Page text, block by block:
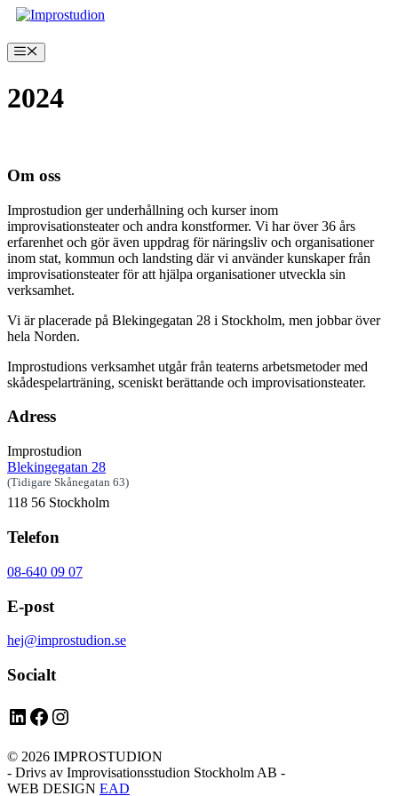
Hoppa
innehållMeny
2024
Om oss
Improstudion ger underhållning och kurser inom
improvisationsteater och andra konstformer. Vi har över 36 års
erfarenhet och gör även uppdrag för näringsliv och organisationer
inom stat, kommun och landsting där vi använder kunskaper från
improvisationsteater för att hjälpa organisationer utveckla sin
verksamhet.
Vi är placerade på Blekingegatan 28 i Stockholm, men jobbar över
hela Norden.
Improstudions verksamhet utgår från teaterns arbetsmetoder med
skådespelarträning, sceniskt berättande och improvisationsteater.
Adress
Improstudion
Blekingegatan 28
(Tidigare Skånegatan 63)
118 56 Stockholm
Telefon
08-640 09 07
E-post
hej@improstudion.se
Socialt
LinkedIn
Facebook
Instagram
© 2026 IMPROSTUDION
- Drivs av Improvisationsstudion Stockholm AB -
WEB DESIGN EAD